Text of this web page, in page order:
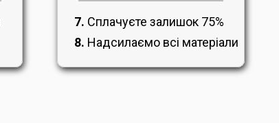
7. Сплачуєте залишок 75%
8. Надсилаємо всі матеріали